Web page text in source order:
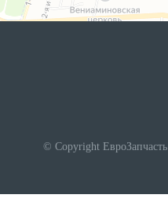
© Copyright ЕвроЗапчасть